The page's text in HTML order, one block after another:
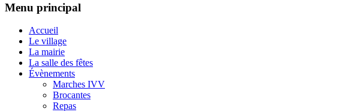
Menu principal
Accueil
Le village
La mairie
La salle des fêtes
Évènements
Marches IVV
Brocantes
Repas